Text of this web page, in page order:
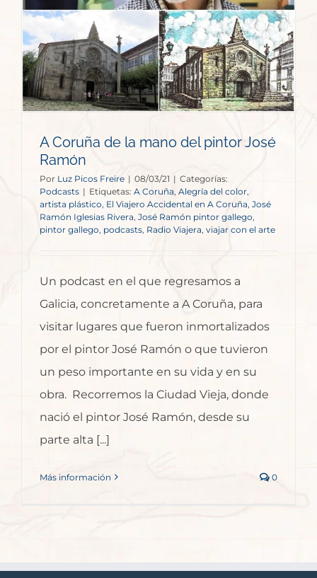
A Coruña de la mano del pintor José
Ramón
Por Luz Picos Freire | 08/03/21 | Categorías:
Podcasts | Etiquetas: A Coruña Alegría del color,
artista plástico El Viajero Accidental en A Coruña, José
Ramón Iglesias Rivera José Ramón pintor gallego
pintor gallego podcasts Radio Viajera viajar con el arte
Un podcast en el que regresamos a
Galicia, concretamente a A Coruña, para
visitar lugares que fueron inmortalizados
por el pintor José Ramón o que tuvieron
un peso importante en su vida y en su
obra. Recorremos la Ciudad Vieja, donde
nació el pintor José Ramón, desde su
parte alta [...]
Más información 0